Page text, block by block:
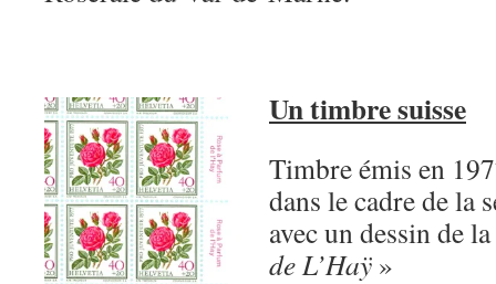
Un timbre suisse
Timbre émis en
dans le cadre de la
avec un dessin de
de L’Haÿ »